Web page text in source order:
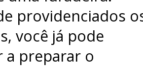
providenciados
você já pode
a preparar o